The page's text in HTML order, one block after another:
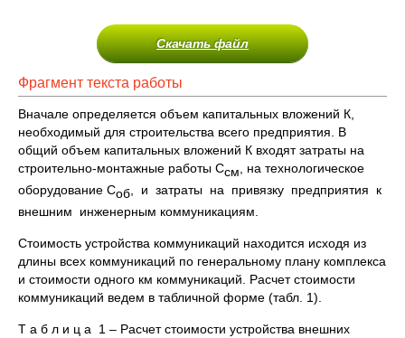
Скачать файл
Фрагмент текста работы
Вначале определяется объем капитальных вложений К,
необходимый для строительства всего предприятия. В
общий объем капитальных вложений К входят затраты на
строительно-монтажные работы Ссм , на технологическое
оборудование Соб , и затраты на привязку предприятия к
внешним инженерным коммуникациям.
Стоимость устройства коммуникаций находится исходя из
длины всех коммуникаций по генеральному плану комплекса
и стоимости одного км коммуникаций. Расчет стоимости
коммуникаций ведем в табличной форме (табл. 1).
Т а б л и ц а 1 – Расчет стоимости устройства внешних